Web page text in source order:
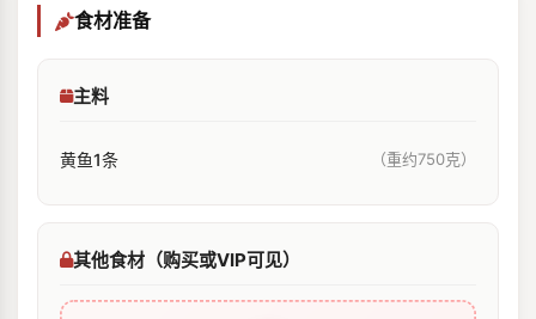
食材准备
主料
黄鱼1条 （重约750克）
其他食材（购买或VIP可见）